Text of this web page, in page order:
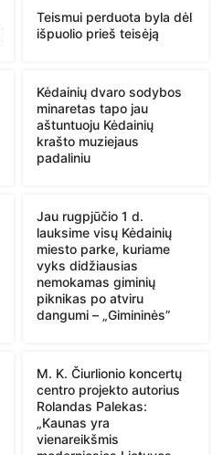
Teismui perduota byla dėl
išpuolio prieš teisėją
Kėdainių dvaro sodybos
minaretas tapo jau
aštuntuoju Kėdainių
krašto muziejaus
padaliniu
Jau rugpjūčio 1 d.
lauksime visų Kėdainių
miesto parke, kuriame
vyks didžiausias
nemokamas giminių
piknikas po atviru
dangumi – „Gimininės”
M. K. Čiurlionio koncertų
centro projekto autorius
Rolandas Palekas:
„Kaunas yra
vienareikšmis